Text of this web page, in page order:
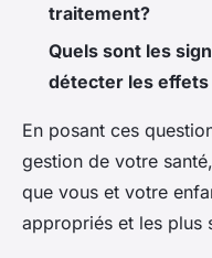
traitement?
Quels sont les
détecter les
En posant ces
gestion de votre
que vous et votre
appropriés et les plus